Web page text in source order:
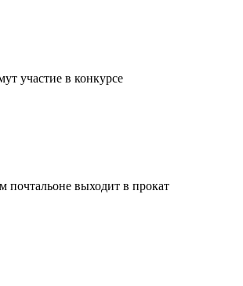
участие в конкурсе
почтальоне выходит в прокат